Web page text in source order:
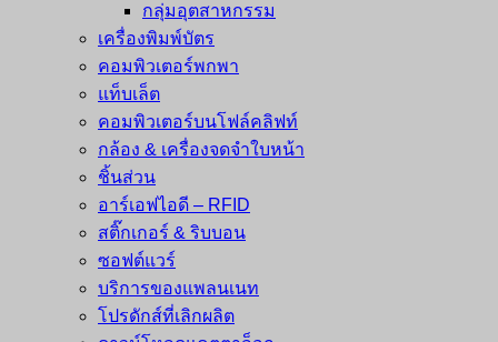
กลุ่มอุตสาหกรรม
เครื่องพิมพ์บัตร
คอมพิวเตอร์พกพา
แท็บเล็ต
คอมพิวเตอร์บนโฟล์คลิฟท์
กล้อง & เครื่องจดจำใบหน้า
ชิ้นส่วน
อาร์เอฟไอดี – RFID
สติ๊กเกอร์ & ริบบอน
ซอฟต์แวร์
บริการของแพลนเนท
โปรดักส์ที่เลิกผลิต